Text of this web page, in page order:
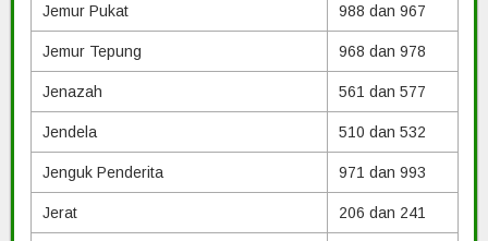
Jemur Pukat 988 dan 967
Jemur Tepung 968 dan 978
Jenazah 561 dan 577
Jendela 510 dan 532
Jenguk Penderita 971 dan 993
Jerat 206 dan 241